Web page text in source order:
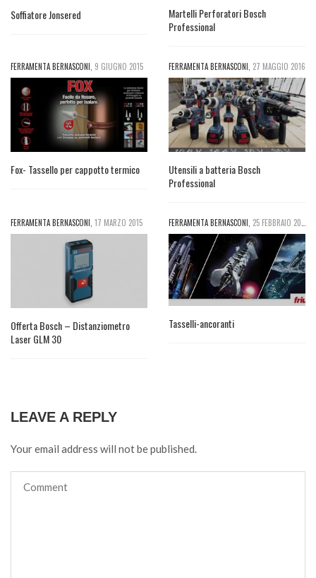
Soffiatore Jonsered
Martelli Perforatori Bosch
Professional
FERRAMENTA BERNASCONI, 9 GIUGNO 2015
Fox- Tassello per cappotto termico
FERRAMENTA BERNASCONI, 27 MAGGIO 2016
Utensili a batteria Bosch
Professional
FERRAMENTA BERNASCONI, 17 MARZO 2015
Offerta Bosch – Distanziometro
Laser GLM 30
FERRAMENTA BERNASCONI, 25 FEBBRAIO 2016
Tasselli-ancoranti
LEAVE A REPLY
Your email address will not be published.